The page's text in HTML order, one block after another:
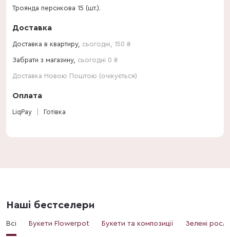
Троянда персикова 15 (шт.).
Доставка
Доставка в квартиру, сьогодні 150 ₴
Забрати з магазину, сьогодні 0 ₴
Доставка Новою Поштою (очікується)
Оплата
LiqPay Готівка
Наші бестселери
Всі Букети Flowerpot Букети та композиції Зелені